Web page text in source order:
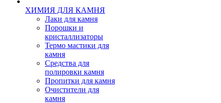
ХИМИЯ ДЛЯ КАМНЯ
Лаки для камня
Порошки и
кристаллизаторы
Термо мастики для
камня
Средства для
полировки камня
Пропитки для камня
Очистители для
камня